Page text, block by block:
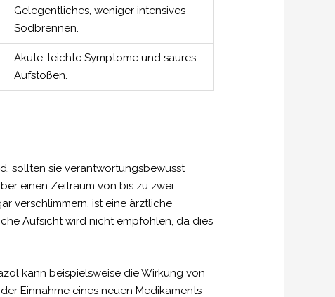
Gelegentliches, weniger intensives
Sodbrennen.
Akute, leichte Symptome und saures
Aufstoßen.
sollten sie verantwortungsbewusst
einen Zeitraum von bis zu zwei
verschlimmern, ist eine ärztliche
Aufsicht wird nicht empfohlen, da dies
kann beispielsweise die Wirkung von
Einnahme eines neuen Medikaments